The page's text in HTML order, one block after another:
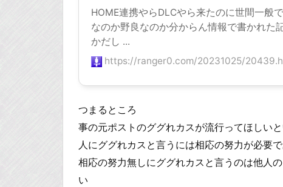
HOME連携やらDLCやら来たのに世間一般
なのか野良なのか分からん情報で書かれた
かだし ...
https://ranger0.com/20231025/
つまるところ
事の元ポストのググれカスが流行ってほしい
人にググれカスと言うには相応の努力が必要
相応の努力無しにググれカスと言うのは他人
い